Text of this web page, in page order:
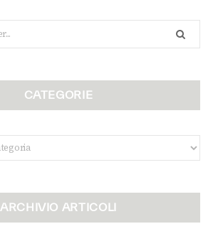
CATEGORIE
ARCHIVIO ARTICOLI